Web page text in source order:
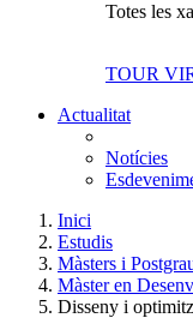
Totes les
TOUR
Actualitat
Notícies
Inici
Estudis
Màsters i
Màster en
Disseny i